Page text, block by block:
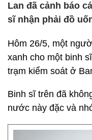
Lan đã cảnh báo
sĩ nhận phải đồ
Hôm 26/5, một
xanh cho một binh
trạm kiểm soát ở
Binh sĩ trên đã
nước này đặc và